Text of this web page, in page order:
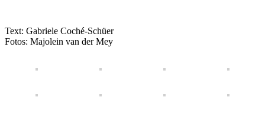
Text: Gabriele Coché-Schüer
Fotos: Majolein van der Mey